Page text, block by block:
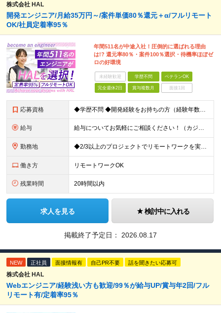
株式会社 HAL
開発エンジニア/月給35万円～/案件単価80％還元＋α/フルリモート
OK/社員定着率95％
年間511名が中途入社！圧倒的に選ばれる理由
は!? 還元率80％・案件100％選択・待機率ほぼゼ
ロの好環境
未経験歓迎 学歴不問 ベテランOK
完全週休2日 賞与複数月 面接1回
応募資格 ◆学歴不問 ◆開発経験をお持ちの方（経験年数不問） ＜こんな方は大歓迎！＞ ◎今の収入をもっと増やしたい ◎もっと上流の案件で活躍したい ◎将来のキャリアにつながる案件に携わりたい ◎自分のやりたい
給与 給与についてお気軽にご相談ください！（カジュアル面談可能） 月給35万円～＋各種手当＋賞与2回 ※固定残業代は、時間外労働の有無に関わらず40時間分を87,500円～支給 ※超過分は別途支給 ※試用
勤務地 ◆2/3以上のプロジェクトでリモートワークを実施中！ ≪自社拠点≫ ・東京本社／東京都千代田区丸の内二丁目6番1号 丸の内パークビルディング6階 ・関西支社／⼤阪府⼤阪市中央区安⼟町2-3-13 ⼤
働き方 リモートワークOK
残業時間 20時間以内
求人を見る 検討中に入れる
掲載終了予定日： 2026.08.17
NEW 正社員 面接情報有 自己PR不要 話を聞きたい応募可
株式会社 HAL
Webエンジニア/経験浅い方も歓迎/99％が給与UP/賞与年2回/フル
リモート有/定着率95％